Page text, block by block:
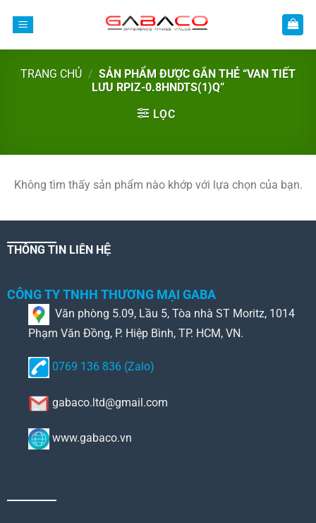
TRANG CHỦ / SẢN PHẨM ĐƯỢC GẮN THẺ “VAN TIẾT
LƯU RPIZ-0.8HNDTS(1)Q”
LỌC
Không tìm thấy sản phẩm nào khớp với lựa chọn của bạn.
THÔNG TIN LIÊN HỆ
CÔNG TY TNHH THƯƠNG MẠI GABA
Văn phòng 5.09, Lầu 5, Tòa nhà ST Moritz, 1014
Phạm Văn Đồng, P. Hiệp Bình, TP. HCM, VN.
0769 136 836 (Zalo)
gabaco.ltd@gmail.com
www.gabaco.vn